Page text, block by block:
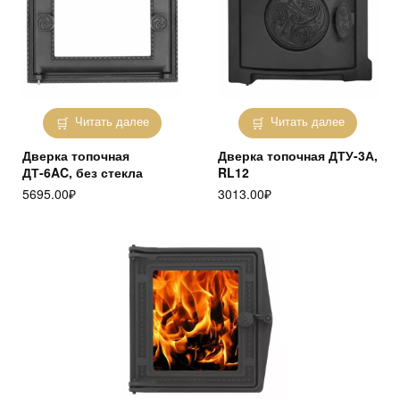
Читать далее
Дверка топочная
ДТ-6AC, без стекла
5695.00₽
Читать далее
Дверка топочная ДТУ-3А,
RL12
3013.00₽